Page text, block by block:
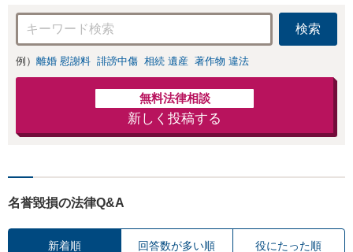
応可：開示請求の
意見照会が来たと
きの対処法、被害
者との示談交渉
検索
例） 離婚 慰謝料 誹謗中傷 相続 遺産 著作物 違法
無料法律相談
新しく投稿する
名誉毀損の法律Q&A
新着順 回答数が多い順 役にたった順